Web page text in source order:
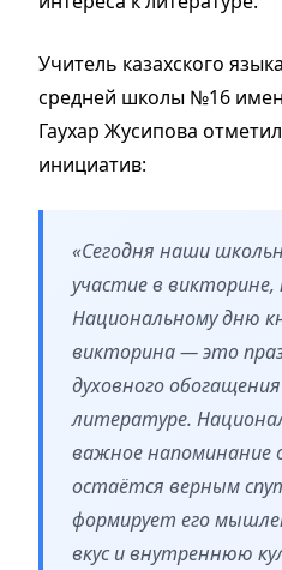
Учитель казахского
средней школы №16
Гаухар Жусипова
инициатив:
«Сегодня наши
участие в
Национальному дню
викторина — это
духовного
литературе.
важное напоминание
остаётся верным
формирует его
вкус и внутреннюю